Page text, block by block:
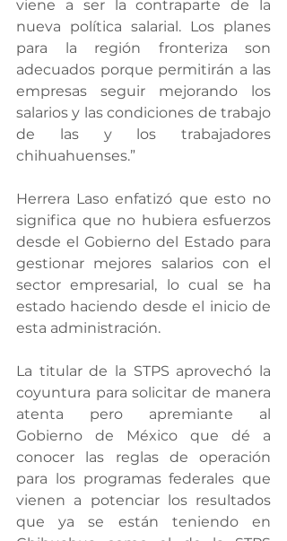
viene a ser la contraparte de la
nueva política salarial. Los planes
para la región fronteriza son
adecuados porque permitirán a las
empresas seguir mejorando los
salarios y las condiciones de trabajo
de las y los trabajadores
chihuahuenses.”
Herrera Laso enfatizó que esto no
significa que no hubiera esfuerzos
desde el Gobierno del Estado para
gestionar mejores salarios con el
sector empresarial, lo cual se ha
estado haciendo desde el inicio de
esta administración.
La titular de la STPS aprovechó la
coyuntura para solicitar de manera
atenta pero apremiante al
Gobierno de México que dé a
conocer las reglas de operación
para los programas federales que
vienen a potenciar los resultados
que ya se están teniendo en